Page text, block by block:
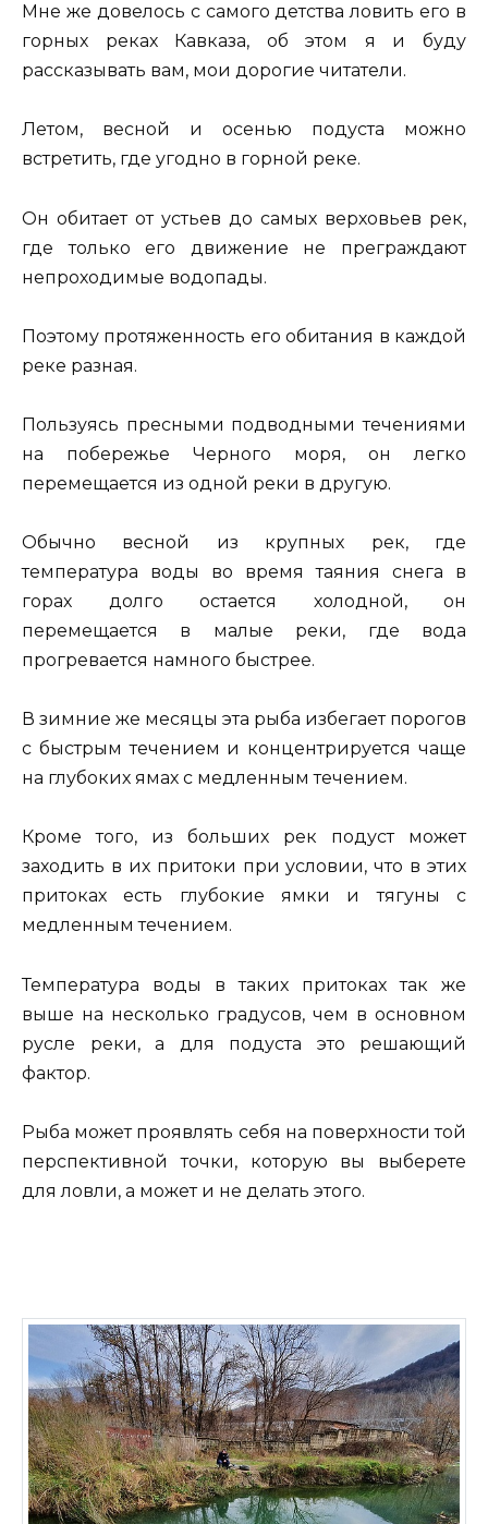
Мне же довелось с самого детства ловить его в
горных реках Кавказа, об этом я и буду
рассказывать вам, мои дорогие читатели.
Летом, весной и осенью подуста можно
встретить, где угодно в горной реке.
Он обитает от устьев до самых верховьев рек,
где только его движение не преграждают
непроходимые водопады.
Поэтому протяженность его обитания в каждой
реке разная.
Пользуясь пресными подводными течениями
на побережье Черного моря, он легко
перемещается из одной реки в другую.
Обычно весной из крупных рек, где
температура воды во время таяния снега в
горах долго остается холодной, он
перемещается в малые реки, где вода
прогревается намного быстрее.
В зимние же месяцы эта рыба избегает порогов
с быстрым течением и концентрируется чаще
на глубоких ямах с медленным течением.
Кроме того, из больших рек подуст может
заходить в их притоки при условии, что в этих
притоках есть глубокие ямки и тягуны с
медленным течением.
Температура воды в таких притоках так же
выше на несколько градусов, чем в основном
русле реки, а для подуста это решающий
фактор.
Рыба может проявлять себя на поверхности той
перспективной точки, которую вы выберете
для ловли, а может и не делать этого.